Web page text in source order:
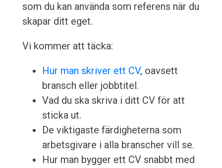
som du kan använda som referens när du
skapar ditt eget.
Vi kommer att täcka:
Hur man skriver ett CV, oavsett
bransch eller jobbtitel.
Vad du ska skriva i ditt CV för att
sticka ut.
De viktigaste färdigheterna som
arbetsgivare i alla branscher vill se.
Hur man bygger ett CV snabbt med